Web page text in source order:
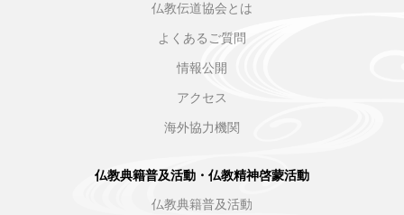
仏教伝道協会とは
よくあるご質問
情報公開
アクセス
海外協力機関
仏教典籍普及活動・仏教精神啓蒙活動
仏教典籍普及活動